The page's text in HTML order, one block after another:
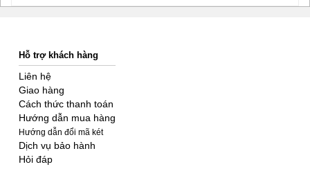
Hỗ trợ khách hàng
Liên hệ
Giao hàng
Cách thức thanh toán
Hướng dẫn mua hàng
Hướng dẫn đổi mã két
Dịch vụ bảo hành
Hỏi đáp